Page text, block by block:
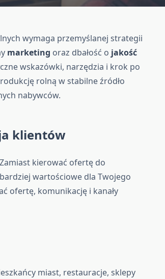
wymaga przemyślanej strategii
marketing oraz dbałość o jakość
wskazówki, narzędzia i krok po
rolną w stabilne źródło
nabywców.
klientów
kierować ofertę do
wartościowe dla Twojego
ofertę, komunikację i kanały
miast, restauracje, sklepy